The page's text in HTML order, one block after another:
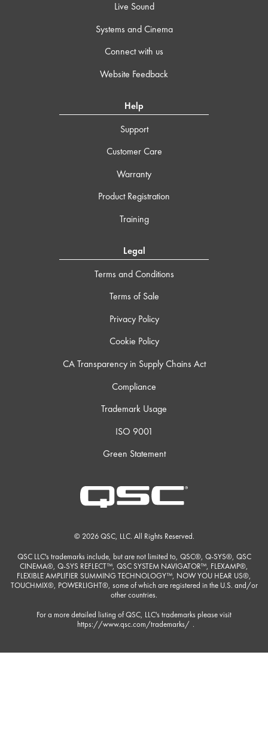
Live Sound
Systems and Cinema
Connect with us
Website Feedback
Help
Support
Customer Care
Warranty
Product Registration
Training
Legal
Terms and Conditions
Terms of Sale
Privacy Policy
Cookie Policy
CA Transparency in Supply Chains Act
Compliance
Trademark Usage
ISO 9001
Green Statement
© 2026 QSC, LLC. All Rights Reserved.
QSC LLC's trademarks include, but are not limited to, QSC®, Q-SYS®, QSC
CINEMA®, Q-SYS REFLECT™, QSC SYSTEM NAVIGATOR™, FLEXAMP®,
FLEXIBLE AMPLIFIER SUMMING TECHNOLOGY™, NOW YOU HEAR US®,
TOUCHMIX®, POWERLIGHT®, some of which are registered in the U.S. and/or
other countries.
For a more detailed listing of QSC, LLC's trademarks please visit
https://www.qsc.com/trademarks/ .